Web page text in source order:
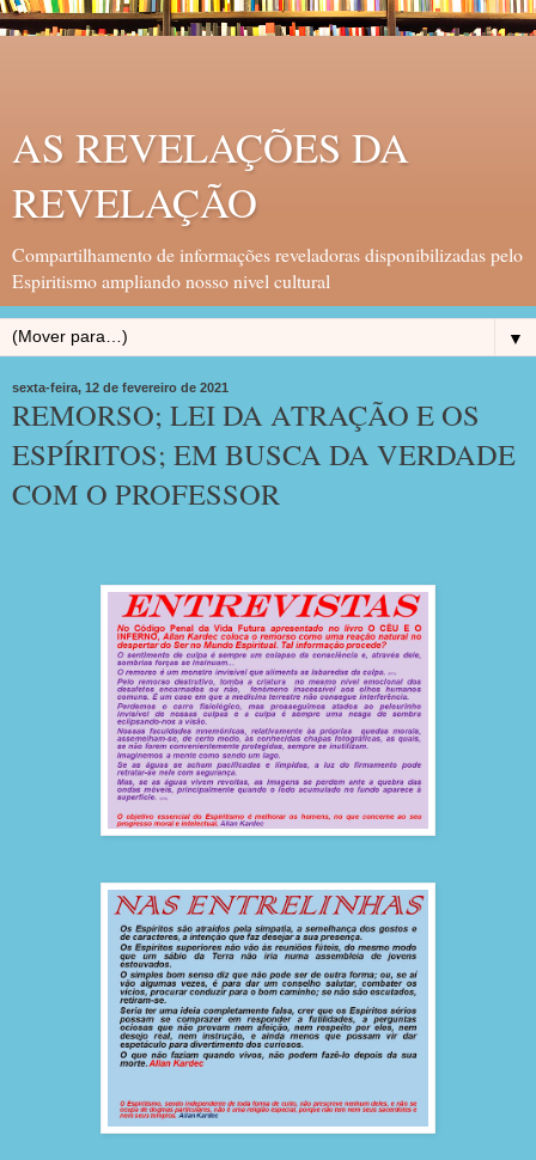
AS REVELAÇÕES DA
REVELAÇÃO
Compartilhamento de informações reveladoras disponibilizadas pelo
Espiritismo ampliando nosso nivel cultural
▼
sexta-feira, 12 de fevereiro de 2021
REMORSO; LEI DA ATRAÇÃO E OS
ESPÍRITOS; EM BUSCA DA VERDADE
COM O PROFESSOR